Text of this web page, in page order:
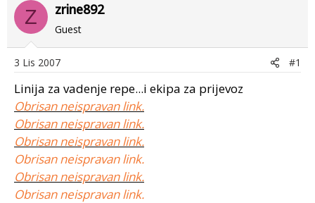
m
u
p
k
r
e
n
u
o
t
r
v
o
g
p
o
s
t
a
Z zrine892
Guest
3 Lis 2007 #1
Linija za vadenje repe...i ekipa za prijevoz
Obrisan neispravan link.
Obrisan neispravan link.
Obrisan neispravan link.
Obrisan neispravan link.
Obrisan neispravan link.
Obrisan neispravan link.